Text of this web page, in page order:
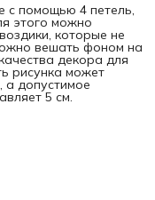
с помощью 4 петель,
этого можно
которые не
вешать фоном на
декора для
рисунка может
а допустимое
5 см.